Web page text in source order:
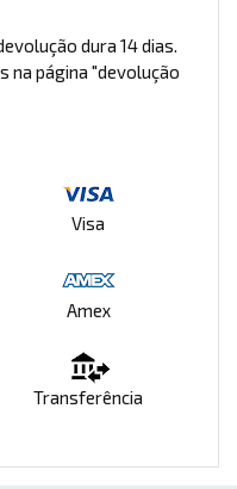
dura 14 dias.
na página "devolução
Visa
Amex
Transferência